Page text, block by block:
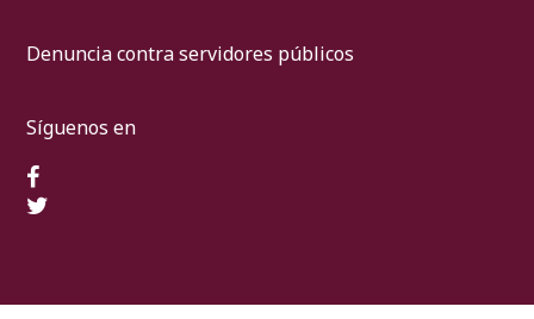
Denuncia contra servidores públicos
Síguenos en